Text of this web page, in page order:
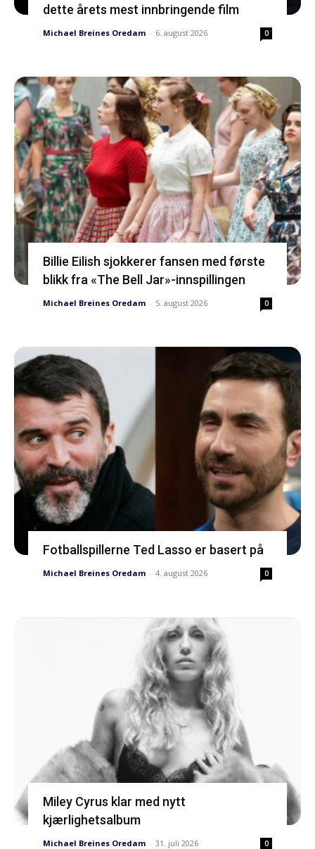
dette årets mest innbringende film
Michael Breines Oredam - 6. august 2026 0
Billie Eilish sjokkerer fansen med første
blikk fra «The Bell Jar»-innspillingen
Michael Breines Oredam - 5. august 2026 0
Fotballspillerne Ted Lasso er basert på
Michael Breines Oredam - 4. august 2026 0
Miley Cyrus klar med nytt
kjærlighetsalbum
Michael Breines Oredam - 31. juli 2026 0